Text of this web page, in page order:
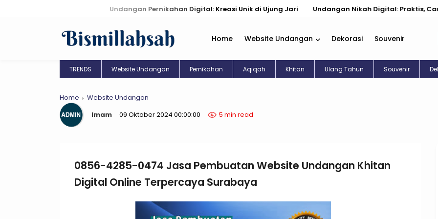
Undangan Pernikahan Digital: Kreasi Unik di Ujung Jari Undangan Nikah Digital: Praktis, Cantik, &
Home Website Undangan Dekorasi Souvenir
TRENDS Website Undangan Pernikahan Aqiqah Khitan Ulang Tahun Souvenir
Home
Website Undangan
Imam
09 Oktober 2024 00:00:00 5 min read
0856-4285-0474 Jasa Pembuatan Website Undangan Khitan
Digital Online Terpercaya Surabaya